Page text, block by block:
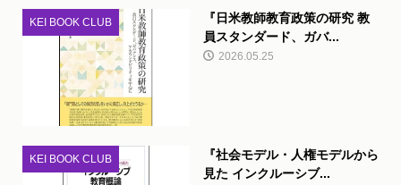
KEI BOOK CLUB
『日米教師教育政策の研究 教
員スタンダード、ガバ...
2026.05.25
KEI BOOK CLUB
『社会モデル・人権モデルから
見た インクルーシブ...